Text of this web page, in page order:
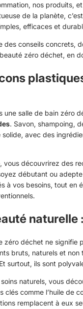
nos produits,
de la planète,
efficaces et
des conseils concrets,
zéro déchet, en
une salle de bain zéro
. Savon, shampoing,
solide, avec des
vous découvrirez des
débutant ou
à vos besoins, tout en
zéro déchet ne signifie
bruts, naturels et
surtout, ils sont
naturels, vous
comme l’huile de
remplacent à eux